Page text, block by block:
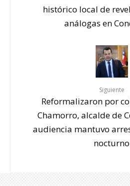
histórico local de
análogas en
Siguiente
Reformalizaron por
Chamorro, alcalde de
audiencia mantuvo
nocturno